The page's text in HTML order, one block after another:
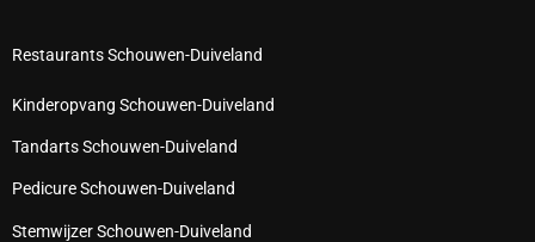
Restaurants Schouwen-Duiveland
Kinderopvang Schouwen-Duiveland
Tandarts Schouwen-Duiveland
Pedicure Schouwen-Duiveland
Stemwijzer Schouwen-Duiveland